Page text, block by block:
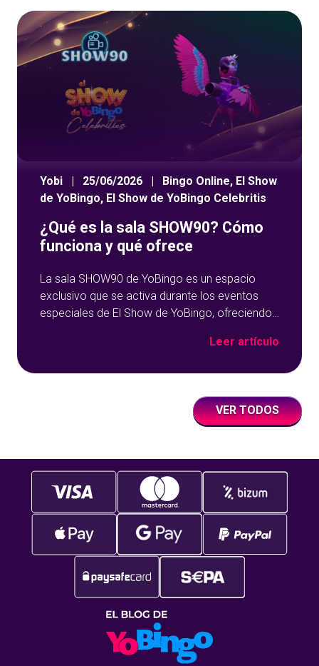
Yobi | 25/06/2026 | Bingo Online, El Show
de YoBingo, El Show de YoBingo Celebritis
¿Qué es la sala SHOW90? Cómo
funciona y qué ofrece
La sala SHOW90 de YoBingo es un espacio
exclusivo que se activa durante los eventos
especiales de El Show de YoBingo, ofreciendo
Pensada para momentos concretos, esta sala
creando un entorno donde el entretenimiento
Leer artículo
VER TODOS